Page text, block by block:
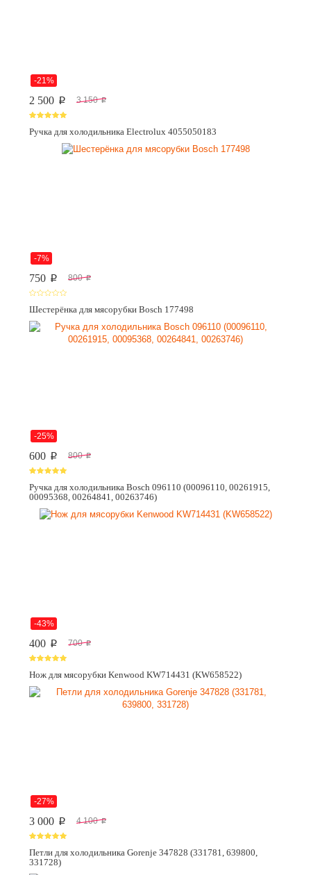
-21%
2 500 p 3 150 p
Ручка для холодильника Electrolux 4055050183
-7%
750 p 800 p
Шестерёнка для мясорубки Bosch 177498
-25%
600 p 800 p
Ручка для холодильника Bosch 096110 (00096110, 00261915,
00095368, 00264841, 00263746)
-43%
400 p 700 p
Нож для мясорубки Kenwood KW714431 (KW658522)
-27%
3 000 p 4 100 p
Петли для холодильника Gorenje 347828 (331781, 639800,
331728)